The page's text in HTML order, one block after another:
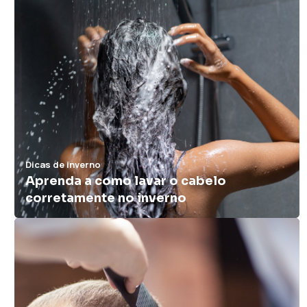
Dicas de inverno
Aprenda a como lavar o cabelo
corretamente no inverno